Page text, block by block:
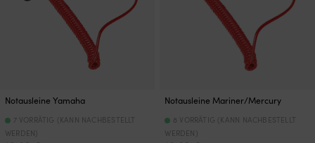
Notausleine Yamaha
7 VORRÄTIG (KANN NACHBESTELLT
WERDEN)
Notausleine Mariner/Mercury
8 VORRÄTIG (KANN NACHBESTELLT
WERDEN)